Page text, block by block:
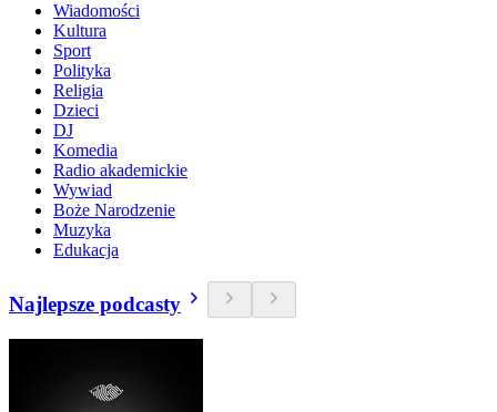
Wiadomości
Kultura
Sport
Polityka
Religia
Dzieci
DJ
Komedia
Radio akademickie
Wywiad
Boże Narodzenie
Muzyka
Edukacja
Najlepsze podcasty